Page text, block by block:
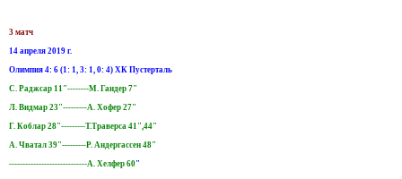
3 матч
14 апреля 2019 г.
Олимпия 4: 6 (1: 1, 3: 1, 0: 4) ХК Пустерталь
С. Раджсар 11"--------М. Гандер 7"
Л. Видмар 23"---------А. Хофер 27"
Г. Коблар 28"---------Т.Траверса 41",44"
А. Чватал 39"---------Р. Андергассен 48"
-----------------------------А. Хелфер 60"